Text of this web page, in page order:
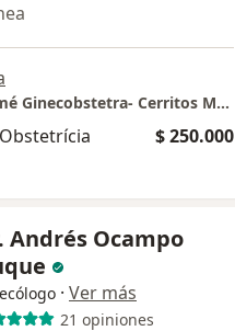
Consultorio Dra. Salomé Ginecobstetra- Cerritos Mall . Cons 405.
$ 250.000
Andrés Ocampo
· Ver más
21 opiniones